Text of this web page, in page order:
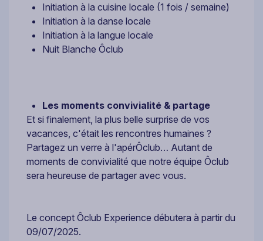
Initiation à la cuisine locale (1 fois / semaine)
Initiation à la danse locale
Initiation à la langue locale
Nuit Blanche Ôclub
Les moments convivialité & partage
Et si finalement, la plus belle surprise de vos
vacances, c'était les rencontres humaines ?
Partagez un verre à l'apérÔclub… Autant de
moments de convivialité que notre équipe Ôclub
sera heureuse de partager avec vous.
Le concept Ôclub Experience débutera à partir du
09/07/2025.